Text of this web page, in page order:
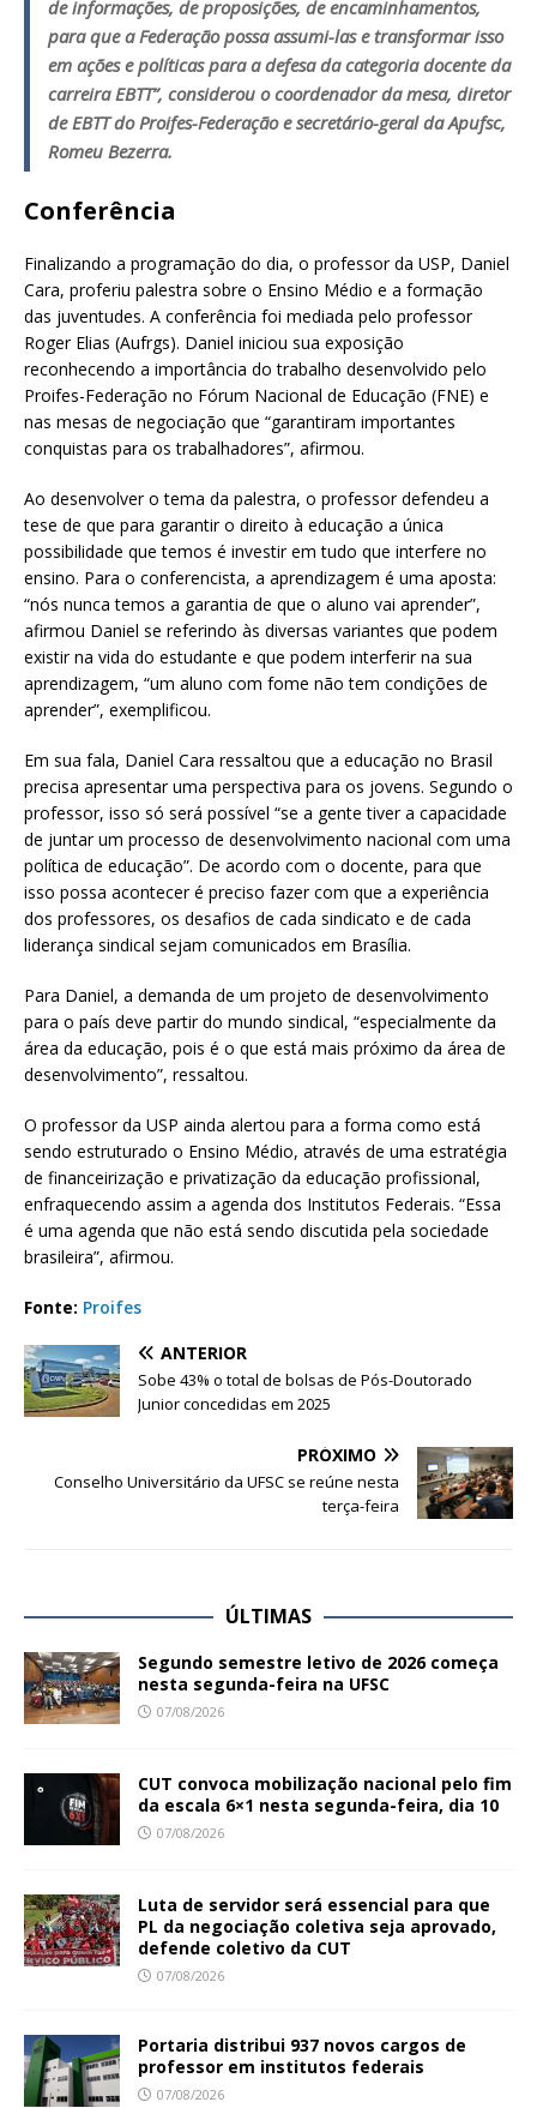
de informações, de proposições, de encaminhamentos,
para que a Federação possa assumi-las e transformar isso
em ações e políticas para a defesa da categoria docente da
carreira EBTT”, considerou o coordenador da mesa, diretor
de EBTT do Proifes-Federação e secretário-geral da Apufsc,
Romeu Bezerra.
Conferência
Finalizando a programação do dia, o professor da USP, Daniel
Cara, proferiu palestra sobre o Ensino Médio e a formação
das juventudes. A conferência foi mediada pelo professor
Roger Elias (Aufrgs). Daniel iniciou sua exposição
reconhecendo a importância do trabalho desenvolvido pelo
Proifes-Federação no Fórum Nacional de Educação (FNE) e
nas mesas de negociação que “garantiram importantes
conquistas para os trabalhadores”, afirmou.
Ao desenvolver o tema da palestra, o professor defendeu a
tese de que para garantir o direito à educação a única
possibilidade que temos é investir em tudo que interfere no
ensino. Para o conferencista, a aprendizagem é uma aposta:
“nós nunca temos a garantia de que o aluno vai aprender”,
afirmou Daniel se referindo às diversas variantes que podem
existir na vida do estudante e que podem interferir na sua
aprendizagem, “um aluno com fome não tem condições de
aprender”, exemplificou.
Em sua fala, Daniel Cara ressaltou que a educação no Brasil
precisa apresentar uma perspectiva para os jovens. Segundo o
professor, isso só será possível “se a gente tiver a capacidade
de juntar um processo de desenvolvimento nacional com uma
política de educação”. De acordo com o docente, para que
isso possa acontecer é preciso fazer com que a experiência
dos professores, os desafios de cada sindicato e de cada
liderança sindical sejam comunicados em Brasília.
Para Daniel, a demanda de um projeto de desenvolvimento
para o país deve partir do mundo sindical, “especialmente da
área da educação, pois é o que está mais próximo da área de
desenvolvimento”, ressaltou.
O professor da USP ainda alertou para a forma como está
sendo estruturado o Ensino Médio, através de uma estratégia
de financeirização e privatização da educação profissional,
enfraquecendo assim a agenda dos Institutos Federais. “Essa
é uma agenda que não está sendo discutida pela sociedade
brasileira”, afirmou.
Fonte: Proifes
ANTERIOR
Sobe 43% o total de bolsas de Pós-Doutorado
Junior concedidas em 2025
PRÓXIMO
Conselho Universitário da UFSC se reúne nesta
terça-feira
ÚLTIMAS
Segundo semestre letivo de 2026 começa
nesta segunda-feira na UFSC
07/08/2026
CUT convoca mobilização nacional pelo fim
da escala 6×1 nesta segunda-feira, dia 10
07/08/2026
Luta de servidor será essencial para que
PL da negociação coletiva seja aprovado,
defende coletivo da CUT
07/08/2026
Portaria distribui 937 novos cargos de
professor em institutos federais
07/08/2026